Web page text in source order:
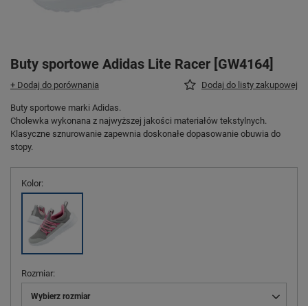
Buty sportowe Adidas Lite Racer [GW4164]
+ Dodaj do porównania Dodaj do listy zakupowej
Buty sportowe marki Adidas.
Cholewka wykonana z najwyższej jakości materiałów tekstylnych.
Klasyczne sznurowanie zapewnia doskonałe dopasowanie obuwia do
stopy.
Kolor
Rozmiar
Wybierz rozmiar